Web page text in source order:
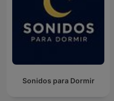
Sonidos para Dormir